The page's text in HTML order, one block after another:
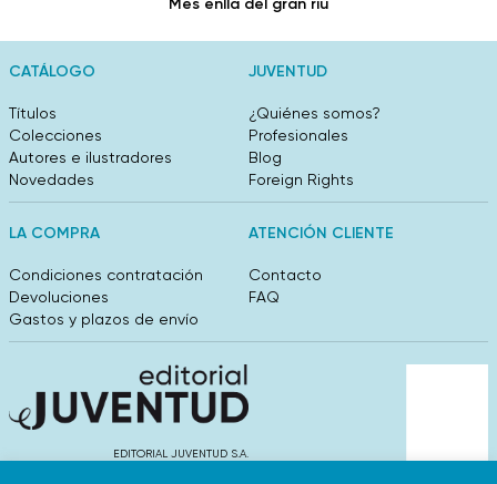
Més enllà del gran riu
CATÁLOGO
Títulos
Colecciones
Autores e ilustradores
Novedades
JUVENTUD
¿Quiénes somos?
Profesionales
Blog
Foreign Rights
LA COMPRA
Condiciones contratación
Devoluciones
Gastos y plazos de envío
ATENCIÓN CLIENTE
Contacto
FAQ
EDITORIAL JUVENTUD S.A.